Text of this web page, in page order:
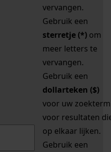
vervangen.
Gebruik een
sterretje (*) om
meer letters te
vervangen.
Gebruik een
dollarteken ($)
voor uw zoekterm
voor resultaten
op elkaar lijken.
Gebruik een